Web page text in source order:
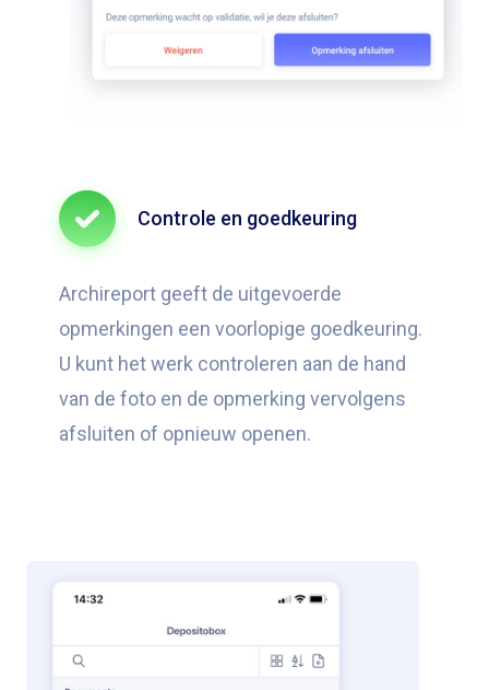
Controle en goedkeuring
Archireport geeft de uitgevoerde
opmerkingen een voorlopige goedkeuring.
U kunt het werk controleren aan de hand
van de foto en de opmerking vervolgens
afsluiten of opnieuw openen.